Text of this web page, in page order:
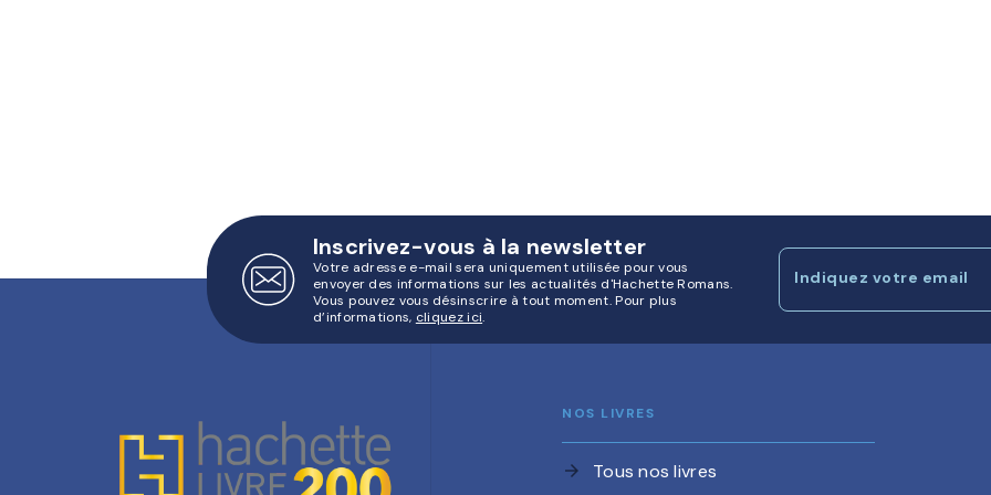
Inscrivez-vous à la newsletter
Votre adresse e-mail sera uniquement utilisée pour vous
envoyer des informations sur les actualités d'Hachette Romans.
Vous pouvez vous désinscrire à tout moment. Pour plus
d’informations, cliquez ici.
Indiquez votre email
NOS LIVRES
arrow_forward Tous nos livres